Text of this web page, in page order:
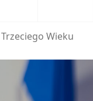
Wieku